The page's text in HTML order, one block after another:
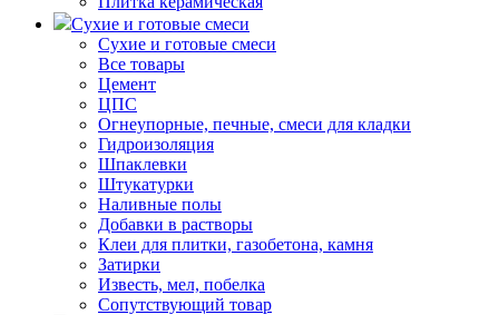
Сухие и готовые смеси
Сухие и готовые смеси
Все товары
Цемент
ЦПС
Огнеупорные, печные, смеси для кладки
Гидроизоляция
Шпаклевки
Штукатурки
Наливные полы
Добавки в растворы
Клеи для плитки, газобетона, камня
Затирки
Известь, мел, побелка
Сопутствующий товар